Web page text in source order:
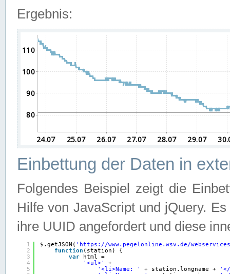
Ergebnis:
Einbettung der Daten in
Folgendes Beispiel zeigt die
Hilfe von JavaScript und jQuery.
ihre UUID angefordert und diese
1
2
3
4
5
$.getJSON( ' https://www.pegelonline.wsv.de/
function (station) {
var
html =
'<ul>'
+
'<li>Name: '
+ station.longname +